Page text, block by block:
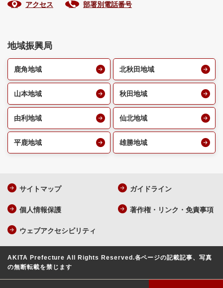
アクセス 部署別電話番号
地域振興局
鹿角地域 北秋田地域
山本地域 秋田地域
由利地域 仙北地域
平鹿地域 雄勝地域
サイトマップ ガイドライン
個人情報保護 著作権・リンク・免責事項
ウェブアクセシビリティ
AKITA Prefecture All Rights Reserved.各ページの記載記事、写真
の無断転載を禁じます